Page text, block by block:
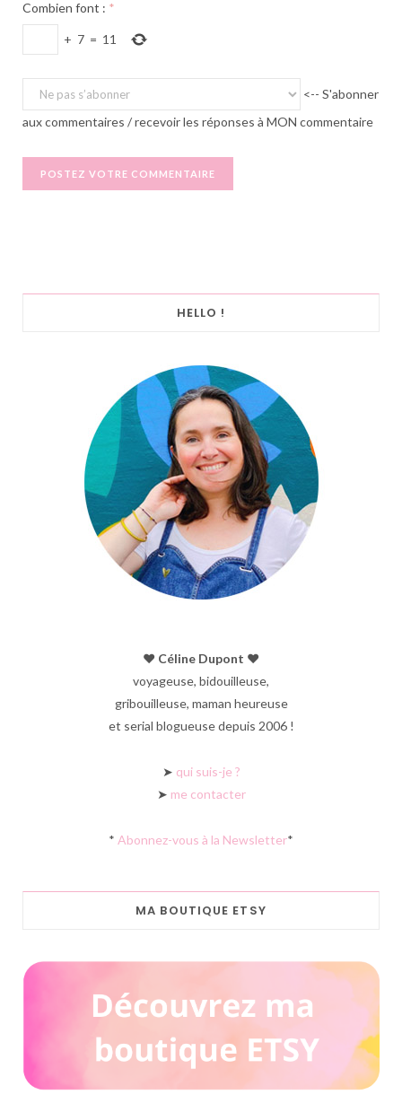
Combien font : *
+ 7 = 11
<-- S'abonner
aux commentaires / recevoir les réponses à MON commentaire
HELLO !
♥︎ Céline Dupont ♥︎
voyageuse, bidouilleuse,
gribouilleuse, maman heureuse
et serial blogueuse depuis 2006 !
➤ qui suis-je ?
➤ me contacter
* Abonnez-vous à la Newsletter*
MA BOUTIQUE ETSY